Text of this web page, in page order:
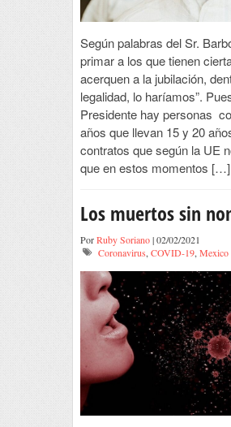
Según palabras del Sr.
primar a los que tienen
acerquen a la jubilación,
legalidad, lo haríamos”.
Presidente hay personas
años que llevan 15 y 20
contratos que según la UE
que en estos momentos […]
Los muertos sin
PorRuby Soriano| 02/02/2021
Coronavirus, COVID-19, Mexico